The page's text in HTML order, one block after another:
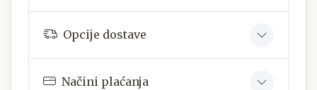
Opcije dostave
Načini plaćanja